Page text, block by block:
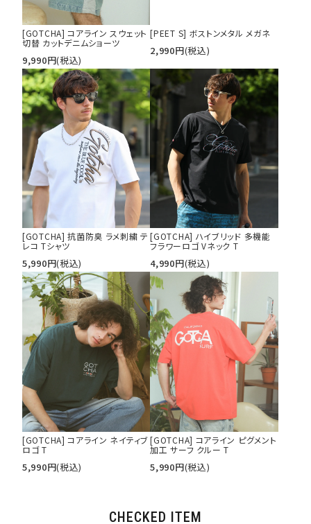
[GOTCHA] コアライン スウェット
切替 カットデニムショーツ
9,990円(税込)
[PEET S] ボストンメタル メガネ
2,990円(税込)
[GOTCHA] 抗菌防臭 ラメ刺繍 テ
レコ Tシャツ
5,990円(税込)
[GOTCHA] ハイブリッド 多機能
フラワーロゴ Vネック T
4,990円(税込)
[GOTCHA] コアライン ネイティブ
ロゴ T
5,990円(税込)
[GOTCHA] コアライン ピグメント
加工 サーフ クルー T
5,990円(税込)
CHECKED ITEM